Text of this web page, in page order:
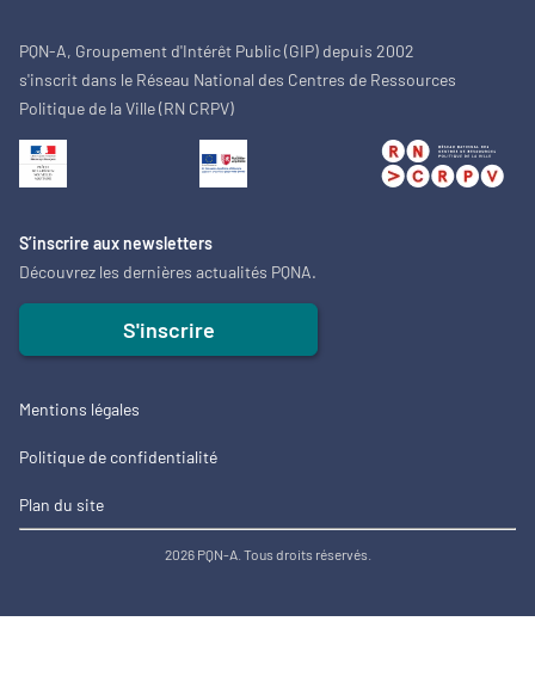
PQN-A, Groupement d'Intérêt Public (GIP) depuis 2002
s'inscrit dans le Réseau National des Centres de Ressources
Politique de la Ville (RN CRPV)
S’inscrire aux newsletters
Découvrez les dernières actualités PQNA.
S'inscrire
Mentions légales
Politique de confidentialité
Plan du site
2026 PQN-A. Tous droits réservés.